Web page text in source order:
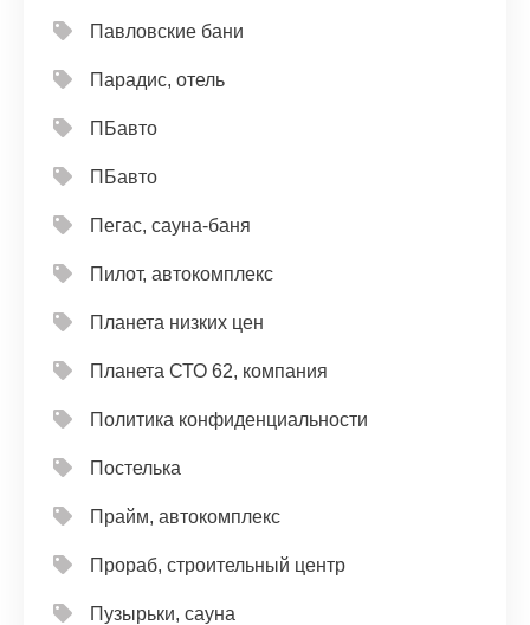
Павловские бани
Парадис, отель
ПБавто
ПБавто
Пегас, сауна-баня
Пилот, автокомплекс
Планета низких цен
Планета СТО 62, компания
Политика конфиденциальности
Постелька
Прайм, автокомплекс
Прораб, строительный центр
Пузырьки, сауна